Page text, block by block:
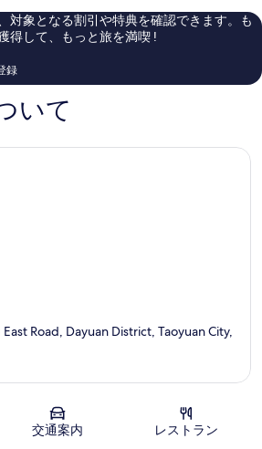
654
件
対象となる割引や特典を確認できます。も
得して、もっと旅を満喫 !
録
いて
Road, Dayuan District, Taoyuan City,
交通案内 レストラン